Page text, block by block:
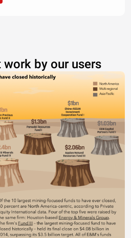
by our users